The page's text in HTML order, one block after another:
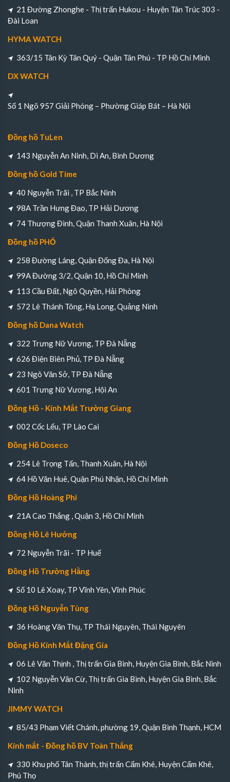
21 Đường Zhonghe - Thị trấn Hukou - Huyện Tân Trúc 303 -
Đài Loan
HYMA WATCH
363/15 Tân Kỳ Tân Quý - Quận Tân Phú - TP Hồ Chí Minh
DX WATCH
Số 1 Ngõ 957 Giải Phóng – Phường Giáp Bát – Hà Nội
Đồng hồ TuLen
143 Nguyễn An Ninh, Di An, Bình Dương
Đồng hồ Gold Time
40 Nguyễn Trãi , TP Bắc Ninh
98A Trần Hưng Đạo, TP Hải Dương
74 Thượng Đình, Quận Thanh Xuân, Hà Nội
Đồng hồ PHỐ
258 Đường Láng, Quận Đống Đa, Hà Nội
99A Đường 3/2, Quận 10, Hồ Chí Minh
113 Cầu Đất, Ngô Quyền, Hải Phòng
572 Lê Thánh Tông, Hạ Long, Quảng Ninh
Đồng hồ Dana Watch
322 Trưng Nữ Vương, TP Đà Nẵng
626 Điện Biên Phủ, TP Đà Nẵng
23 Ngô Văn Sở, TP Đà Nẵng
601 Trưng Nữ Vương, Hội An
Đồng Hồ - Kính Mắt Trường Giang
002 Cốc Lếu, TP Lào Cai
Đồng Hồ Doseco
254 Lê Trọng Tấn, Thanh Xuân, Hà Nội
64 Hồ Văn Huê, Quận Phú Nhận, Hồ Chí Minh
Đồng Hồ Hoàng Phi
21A Cao Thắng , Quận 3, Hồ Chí Minh
Đồng Hồ Lê Hướng
72 Nguyễn Trãi - TP Huế
Đồng Hồ Trường Hằng
Số 10 Lê Xoay, TP Vĩnh Yên, Vĩnh Phúc
Đồng Hồ Nguyễn Tùng
36 Hoàng Văn Thụ, TP Thái Nguyên, Thái Nguyên
Đồng Hồ Kính Mắt Đặng Gia
06 Lê Văn Thịnh , Thị trấn Gia Bình, Huyện Gia Bình, Bắc Ninh
102 Nguyễn Văn Cừ, Thị trấn Gia Bình, Huyện Gia Bình, Bắc
Ninh
JIMMY WATCH
85/43 Phạm Viết Chánh, phường 19, Quận Bình Thạnh, HCM
Kính mắt - Đồng hồ BV Toàn Thắng
330 Khu phố Tân Thành, thị trấn Cẩm Khê, Huyện Cẩm Khê,
Phú Thọ